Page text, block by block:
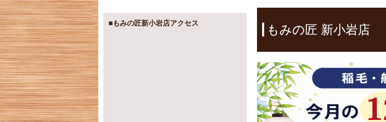
もみの匠 新小岩店
■もみの匠新小岩店アクセス